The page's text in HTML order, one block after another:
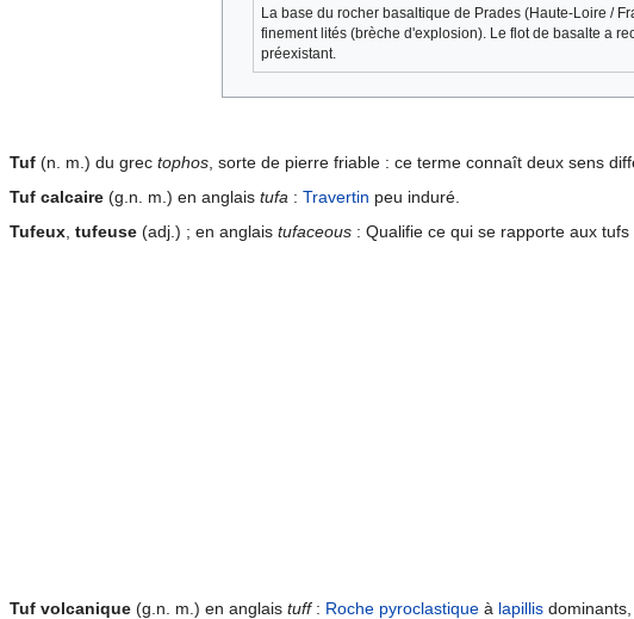
La base du rocher basaltique de Prades (Haute-Loire /
finement lités (brèche d'explosion). Le flot de basalte a
préexistant.
Tuf (n. m.) du grec tophos , sorte de pierre friable : ce terme connaît deux sens
Tuf calcaire (g.n. m.) en anglais tufa : Travertin peu induré.
Tufeux tufeuse (adj.) ; en anglais tufaceous : Qualifie ce qui se rapporte aux
Tuf volcanique (g.n. m.) en anglais tuff: Roche pyroclastique à lapillis